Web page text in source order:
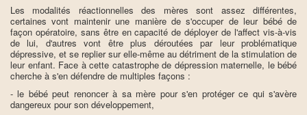
Les modalités réactionnelles des mères sont assez différentes,
certaines vont maintenir une manière de s'occuper de leur bébé de
façon opératoire, sans être en capacité de déployer de l'affect vis-à-vis
de lui, d'autres vont être plus déroutées par leur problématique
dépressive, et se replier sur elle-même au détriment de la stimulation de
leur enfant. Face à cette catastrophe de dépression maternelle, le bébé
cherche à s'en défendre de multiples façons :
- le bébé peut renoncer à sa mère pour s'en protéger ce qui s'avère
dangereux pour son développement,